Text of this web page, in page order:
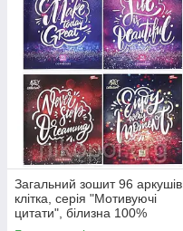
Загальний зошит 96 аркушів
клітка, серія "Мотивуючі
цитати", білизна 100%